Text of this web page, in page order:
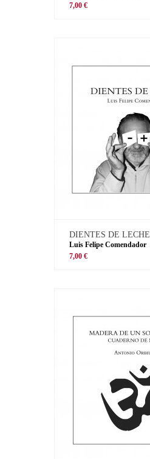
7,00 €
DIENTES DE LECHE
Luis Felipe Comendador
7,00 €